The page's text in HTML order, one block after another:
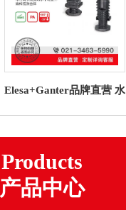
Elesa+Ganter品牌直营 水
端帽高科技聚合体
Products
产品中心